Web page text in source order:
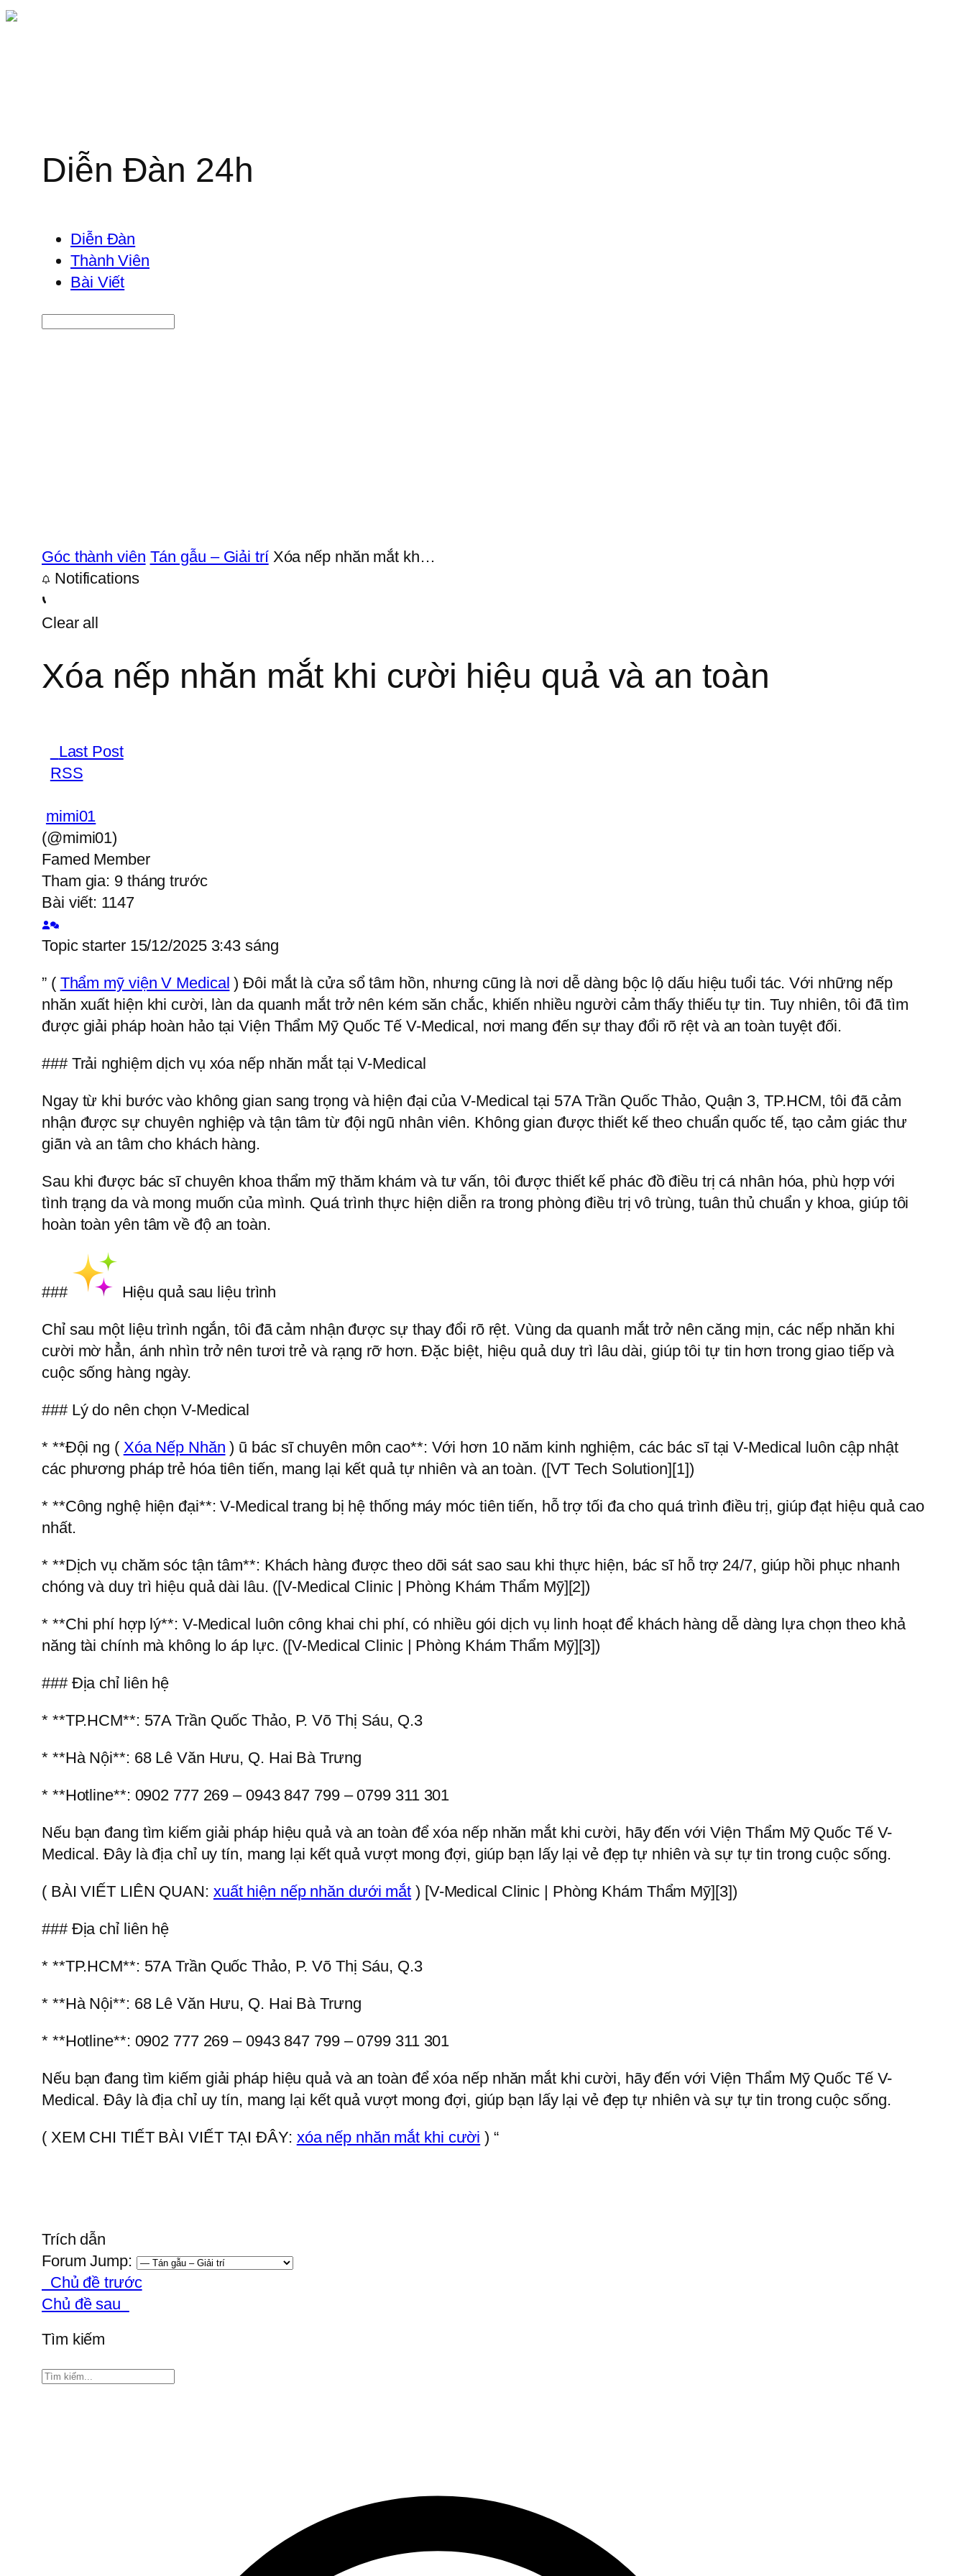
Chuyển
Diễn Đàn 24h
Diễn Đàn
Thành Viên
Bài Viết
Góc thành viên Tán gẫu – Giải trí Xóa nếp nhăn mắt kh…
Notifications
Clear all
Xóa nếp nhăn mắt khi cười hiệu quả và an toàn
Last Post
RSS
mimi01
(@mimi01)
Famed Member
Tham gia: 9 tháng trước
Bài viết: 1147
Topic starter 15/12/2025 3:43 sáng
” ( Thẩm mỹ viện V Medical ) Đôi mắt là cửa sổ tâm hồn, nhưng cũng là nơi dễ dàng bộc lộ dấu hiệu tuổi tác. Với những nếp
nhăn xuất hiện khi cười, làn da quanh mắt trở nên kém săn chắc, khiến nhiều người cảm thấy thiếu tự tin. Tuy nhiên, tôi đã tìm
được giải pháp hoàn hảo tại Viện Thẩm Mỹ Quốc Tế V-Medical, nơi mang đến sự thay đổi rõ rệt và an toàn tuyệt đối.
### Trải nghiệm dịch vụ xóa nếp nhăn mắt tại V-Medical
Ngay từ khi bước vào không gian sang trọng và hiện đại của V-Medical tại 57A Trần Quốc Thảo, Quận 3, TP.HCM, tôi đã cảm
nhận được sự chuyên nghiệp và tận tâm từ đội ngũ nhân viên. Không gian được thiết kế theo chuẩn quốc tế, tạo cảm giác thư
giãn và an tâm cho khách hàng.
Sau khi được bác sĩ chuyên khoa thẩm mỹ thăm khám và tư vấn, tôi được thiết kế phác đồ điều trị cá nhân hóa, phù hợp với
tình trạng da và mong muốn của mình. Quá trình thực hiện diễn ra trong phòng điều trị vô trùng, tuân thủ chuẩn y khoa, giúp tôi
hoàn toàn yên tâm về độ an toàn.
### Hiệu quả sau liệu trình
Chỉ sau một liệu trình ngắn, tôi đã cảm nhận được sự thay đổi rõ rệt. Vùng da quanh mắt trở nên căng mịn, các nếp nhăn khi
cười mờ hẳn, ánh nhìn trở nên tươi trẻ và rạng rỡ hơn. Đặc biệt, hiệu quả duy trì lâu dài, giúp tôi tự tin hơn trong giao tiếp và
cuộc sống hàng ngày.
### Lý do nên chọn V-Medical
* **Đội ng ( Xóa Nếp Nhăn ) ũ bác sĩ chuyên môn cao**: Với hơn 10 năm kinh nghiệm, các bác sĩ tại V-Medical luôn cập nhật
các phương pháp trẻ hóa tiên tiến, mang lại kết quả tự nhiên và an toàn. ([VT Tech Solution][1])
* **Công nghệ hiện đại**: V-Medical trang bị hệ thống máy móc tiên tiến, hỗ trợ tối đa cho quá trình điều trị, giúp đạt hiệu quả cao
nhất.
* **Dịch vụ chăm sóc tận tâm**: Khách hàng được theo dõi sát sao sau khi thực hiện, bác sĩ hỗ trợ 24/7, giúp hồi phục nhanh
chóng và duy trì hiệu quả dài lâu. ([V-Medical Clinic | Phòng Khám Thẩm Mỹ][2])
* **Chi phí hợp lý**: V-Medical luôn công khai chi phí, có nhiều gói dịch vụ linh hoạt để khách hàng dễ dàng lựa chọn theo khả
năng tài chính mà không lo áp lực. ([V-Medical Clinic | Phòng Khám Thẩm Mỹ][3])
### Địa chỉ liên hệ
* **TP.HCM**: 57A Trần Quốc Thảo, P. Võ Thị Sáu, Q.3
* **Hà Nội**: 68 Lê Văn Hưu, Q. Hai Bà Trưng
* **Hotline**: 0902 777 269 – 0943 847 799 – 0799 311 301
Nếu bạn đang tìm kiếm giải pháp hiệu quả và an toàn để xóa nếp nhăn mắt khi cười, hãy đến với Viện Thẩm Mỹ Quốc Tế V-
Medical. Đây là địa chỉ uy tín, mang lại kết quả vượt mong đợi, giúp bạn lấy lại vẻ đẹp tự nhiên và sự tự tin trong cuộc sống.
( BÀI VIẾT LIÊN QUAN: xuất hiện nếp nhăn dưới mắt ) [V-Medical Clinic | Phòng Khám Thẩm Mỹ][3])
### Địa chỉ liên hệ
* **TP.HCM**: 57A Trần Quốc Thảo, P. Võ Thị Sáu, Q.3
* **Hà Nội**: 68 Lê Văn Hưu, Q. Hai Bà Trưng
* **Hotline**: 0902 777 269 – 0943 847 799 – 0799 311 301
Nếu bạn đang tìm kiếm giải pháp hiệu quả và an toàn để xóa nếp nhăn mắt khi cười, hãy đến với Viện Thẩm Mỹ Quốc Tế V-
Medical. Đây là địa chỉ uy tín, mang lại kết quả vượt mong đợi, giúp bạn lấy lại vẻ đẹp tự nhiên và sự tự tin trong cuộc sống.
( XEM CHI TIẾT BÀI VIẾT TẠI ĐÂY: xóa nếp nhăn mắt khi cười ) “
Trích dẫn
Forum Jump:
Chủ đề trước
Chủ đề sau
Tìm kiếm